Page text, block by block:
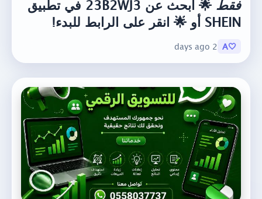
فقط
🌟 ابحث عن 23B2WJ3 في تطبيق
SHEIN أو 🌟 انقر على الرابط للبدء!
🤍A
2 days ago